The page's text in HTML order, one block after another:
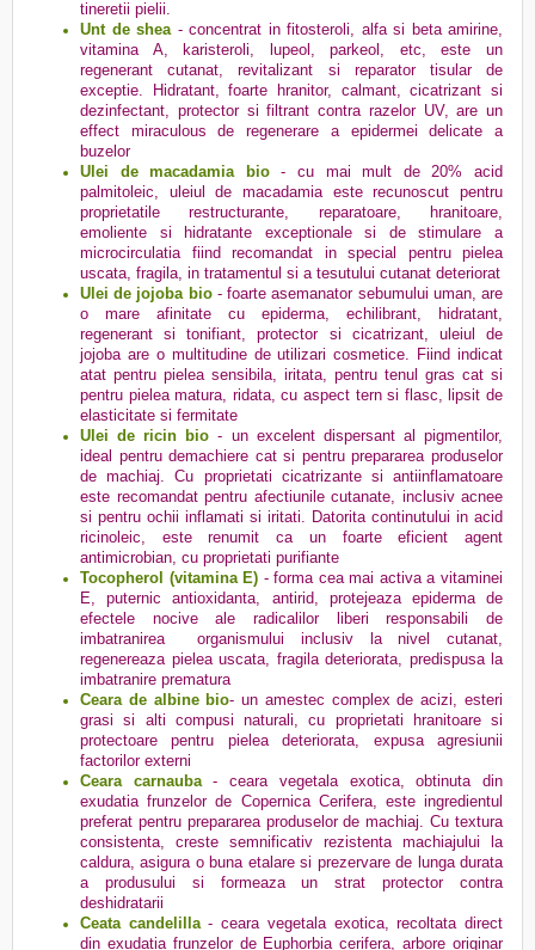
tineretii pielii.
Unt de shea- concentrat in fitosteroli, alfa si beta amirine,
vitamina A, karisteroli, lupeol, parkeol, etc, este un
regenerant cutanat, revitalizant si reparator tisular de
exceptie. Hidratant, foarte hranitor, calmant, cicatrizant si
dezinfectant, protector si filtrant contra razelor UV, are un
effect miraculous de regenerare a epidermei delicate a
buzelor
Ulei de macadamia bio-cu mai mult de 20% acid
palmitoleic, uleiul de macadamia este recunoscut pentru
proprietatile restructurante, reparatoare, hranitoare,
emoliente si hidratante exceptionale si de stimulare a
microcirculatia fiind recomandat in special pentru pielea
uscata, fragila, in tratamentul si a tesutului cutanat deteriorat
Ulei de jojoba bio - foarte asemanator sebumului uman, are
o mare afinitate cu epiderma, echilibrant, hidratant,
regenerant si tonifiant, protector si cicatrizant, uleiul de
jojoba are o multitudine de utilizari cosmetice. Fiind indicat
atat pentru pielea sensibila, iritata, pentru tenul gras cat si
pentru pielea matura, ridata, cu aspect tern si flasc, lipsit de
elasticitate si fermitate
Ulei de ricin bio - un excelent dispersant al pigmentilor,
ideal pentru demachiere cat si pentru prepararea produselor
de machiaj. Cu proprietati cicatrizante si antiinflamatoare
este recomandat pentru afectiunile cutanate, inclusiv acnee
si pentru ochii inflamati si iritati. Datorita continutului in acid
ricinoleic, este renumit ca un foarte eficient agent
antimicrobian, cu proprietati purifiante
Tocopherol (vitamina E) - forma cea mai activa a vitaminei
E, puternic antioxidanta, antirid, protejeaza epiderma de
efectele nocive ale radicalilor liberi responsabili de
imbatranirea organismului inclusiv la nivel cutanat,
regenereaza pielea uscata, fragila deteriorata, predispusa la
imbatranire prematura
Ceara de albine bio- un amestec complex de acizi, esteri
grasi si alti compusi naturali, cu proprietati hranitoare si
protectoare pentru pielea deteriorata, expusa agresiunii
factorilor externi
Ceara carnauba
- ceara vegetala exotica, obtinuta din
exudatia frunzelor de Copernica Cerifera, este ingredientul
preferat pentru prepararea produselor de machiaj. Cu textura
consistenta, creste semnificativ rezistenta machiajului la
caldura, asigura o buna etalare si prezervare de lunga durata
a produsului si formeaza un strat protector contra
deshidratarii
Ceata candelilla - ceara vegetala exotica, recoltata direct
din exudatia frunzelor de Euphorbia cerifera, arbore originar